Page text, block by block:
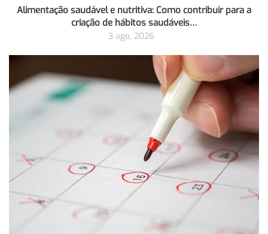
Alimentação saudável e nutritiva: Como contribuir para a
criação de hábitos saudáveis…
3 ago, 2026